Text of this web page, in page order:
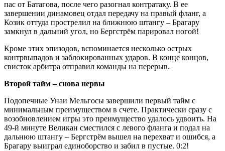
пас от Батагова, после чего разогнал контратаку. В ее
завершении динамовец отдал передачу на правый фланг, а
Козик оттуда прострелил на ближнюю штангу – Брагару
замкнул в дальний угол, но Бергстрём парировал ногой!
Кроме этих эпизодов, вспоминается несколько острых
контрвыпадов и заблокированных ударов. В конце концов,
свисток арбитра отправил команды на перерыв.
Второй тайм – снова нервы
Подопечные Унаи Мельгосы завершили первый тайм с
минимальным преимуществом в счете. Практически сразу с
возобновлением игры это преимущество удалось удвоить. На
49-й минуте Великан сместился с левого фланга и подал на
дальнюю штангу – Бергстрём вышел на перехват и ошибся, а
Брагару выиграл единоборство и забил в пустые. 0:2!